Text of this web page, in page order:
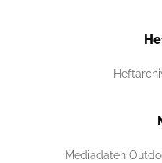
Mediadaten